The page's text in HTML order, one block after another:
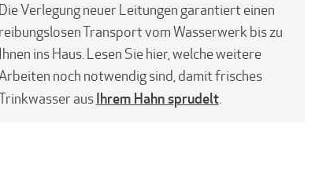
Die Verlegung neuer Leitungen garantiert einen
reibungslosen Transport vom Wasserwerk bis zu
Ihnen ins Haus. Lesen Sie hier, welche weitere
noch notwendig sind, damit frisches
ausIhrem Hahn sprudelt.